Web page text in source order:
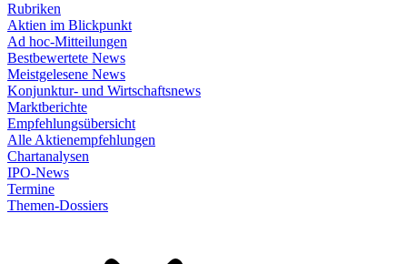
Rubriken
Aktien im Blickpunkt
Ad hoc-Mitteilungen
Bestbewertete News
Meistgelesene News
Konjunktur- und Wirtschaftsnews
Marktberichte
Empfehlungsübersicht
Alle Aktienempfehlungen
Chartanalysen
IPO-News
Termine
Themen-Dossiers